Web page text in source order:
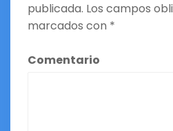
publicada. Los campos
marcados con *
Comentario